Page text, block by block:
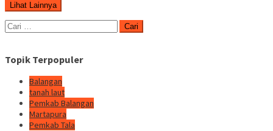
Lihat Lainnya
Cari
untuk:
Topik Terpopuler
Balangan
tanah laut
Pemkab Balangan
Martapura
Pemkab Tala